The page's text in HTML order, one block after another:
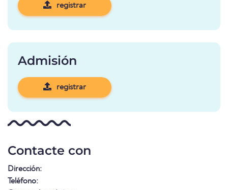
registrar
Admisión
registrar
Contacte con
Dirección:
Teléfono: